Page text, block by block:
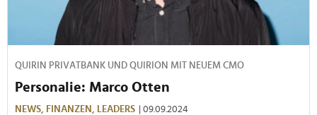
QUIRIN PRIVATBANK UND QUIRION MIT NEUEM CMO
Personalie: Marco Otten
NEWS, FINANZEN, LEADERS | 09.09.2024